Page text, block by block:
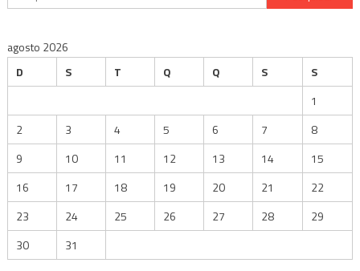
por:
agosto 2026
D
S T Q Q S
S
1
2
3 4 5 6 7
8
9
10 11 12 13 14
15
16
17 18 19 20 21
22
23
24 25 26 27 28
29
30
31